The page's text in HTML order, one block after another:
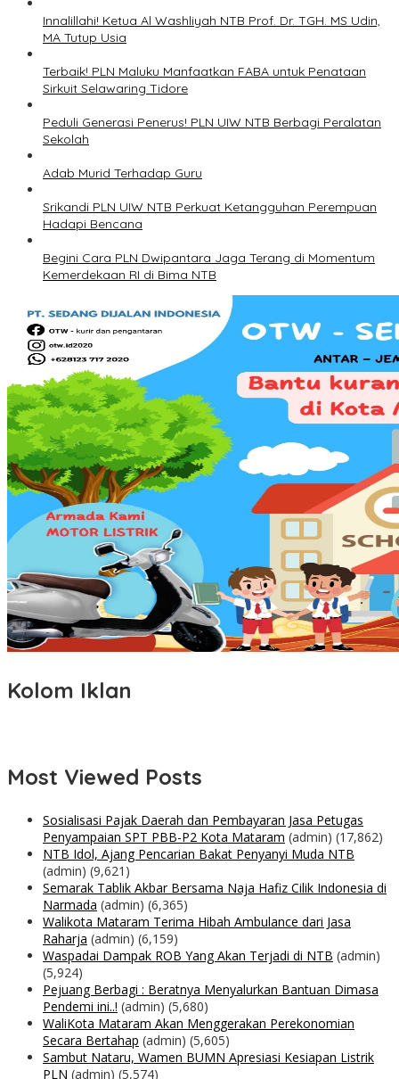
Innalillahi! Ketua Al Washliyah NTB Prof. Dr. TGH. MS Udin,
MA Tutup Usia
Terbaik! PLN Maluku Manfaatkan FABA untuk Penataan
Sirkuit Selawaring Tidore
Peduli Generasi Penerus! PLN UIW NTB Berbagi Peralatan
Sekolah
Adab Murid Terhadap Guru
Srikandi PLN UIW NTB Perkuat Ketangguhan Perempuan
Hadapi Bencana
Begini Cara PLN Dwipantara Jaga Terang di Momentum
Kemerdekaan RI di Bima NTB
Kolom Iklan
Most Viewed Posts
Sosialisasi Pajak Daerah dan Pembayaran Jasa Petugas
Penyampaian SPT PBB-P2 Kota Mataram (admin) (17,862)
NTB Idol, Ajang Pencarian Bakat Penyanyi Muda NTB
(admin) (9,621)
Semarak Tablik Akbar Bersama Naja Hafiz Cilik Indonesia di
Narmada (admin) (6,365)
Walikota Mataram Terima Hibah Ambulance dari Jasa
Raharja (admin) (6,159)
Waspadai Dampak ROB Yang Akan Terjadi di NTB (admin)
(5,924)
Pejuang Berbagi : Beratnya Menyalurkan Bantuan Dimasa
Pendemi ini..! (admin) (5,680)
WaliKota Mataram Akan Menggerakan Perekonomian
Secara Bertahap (admin) (5,605)
Sambut Nataru, Wamen BUMN Apresiasi Kesiapan Listrik
PLN (admin) (5,574)